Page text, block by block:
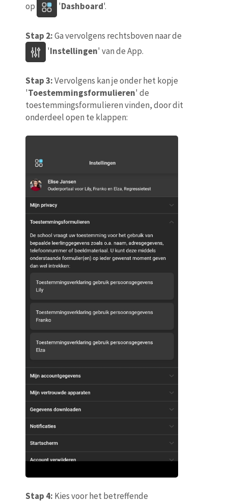
op
'Dashboard'.
Stap 2:Ga vervolgens rechtsboven naar de
'Instellingen' van de App.
Stap 3:Vervolgens kan je onder het kopje
'Toestemmingsformulieren' de
toestemmingsformulieren vinden, door dit
onderdeel open te klappen:
Stap 4: Kies voor het betreffende